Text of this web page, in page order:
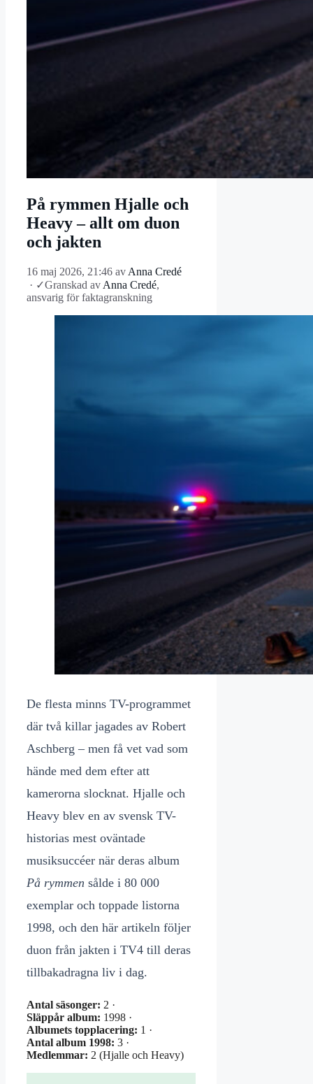
På rymmen Hjalle och
Heavy – allt om duon
och jakten
16 maj 2026, 21:46 av Anna Credé
· ✓Granskad av Anna Credé,
ansvarig för faktagranskning
De flesta minns TV-programmet
där två killar jagades av Robert
Aschberg – men få vet vad som
hände med dem efter att
kamerorna slocknat. Hjalle och
Heavy blev en av svensk TV-
historias mest oväntade
musiksuccéer när deras album
På rymmen sålde i 80 000
exemplar och toppade listorna
1998, och den här artikeln följer
duon från jakten i TV4 till deras
tillbakadragna liv i dag.
Antal säsonger: 2 ·
Släppår album: 1998 ·
Albumets topplacering: 1 ·
Antal album 1998: 3 ·
Medlemmar: 2 (Hjalle och Heavy)